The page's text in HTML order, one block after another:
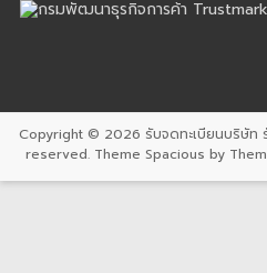
Copyright © 2026 รับจดทะเบียนบริษั
reserved. ThemeSpacious by